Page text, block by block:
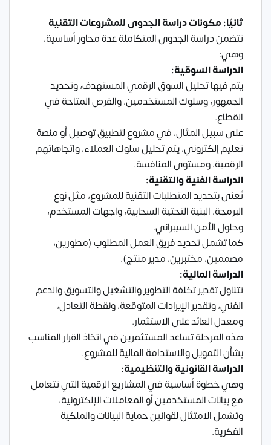
ثانيًا: مكونات دراسة الجدوى للمشروعات التقنية
تتضمن دراسة الجدوى المتكاملة عدة محاور أساسية،
وهي:
الدراسة السوقية:
يتم فيها تحليل السوق الرقمي المستهدف، وتحديد
الجمهور، وسلوك المستخدمين، والفرص المتاحة في
القطاع.
على سبيل المثال، في مشروع لتطبيق توصيل أو منصة
تعليم إلكتروني، يتم تحليل سلوك العملاء، واتجاهاتهم
الرقمية، ومستوى المنافسة.
الدراسة الفنية والتقنية:
تُعنى بتحديد المتطلبات التقنية للمشروع، مثل نوع
البرمجة، البنية التحتية السحابية، واجهات المستخدم،
وحلول الأمن السيبراني.
كما تشمل تحديد فريق العمل المطلوب (مطورين،
مصممين، مختبرين، مدير منتج).
الدراسة المالية:
تتناول تقدير تكلفة التطوير والتشغيل والتسويق والدعم
الفني، وتقدير الإيرادات المتوقعة، ونقطة التعادل،
ومعدل العائد على الاستثمار.
هذه المرحلة تساعد المستثمرين في اتخاذ القرار المناسب
بشأن التمويل والاستدامة المالية للمشروع.
الدراسة القانونية والتنظيمية:
وهي خطوة أساسية في المشاريع الرقمية التي تتعامل
مع بيانات المستخدمين أو المعاملات الإلكترونية،
وتشمل الامتثال لقوانين حماية البيانات والملكية
الفكرية.